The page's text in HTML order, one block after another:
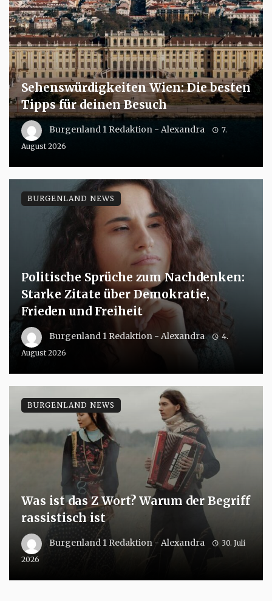
Sehenswürdigkeiten Wien: Die besten
Tipps für deinen Besuch
Burgenland 1 Redaktion - Alexandra
7.
August 2026
Politische Sprüche zum Nachdenken:
Starke Zitate über Demokratie,
Frieden und Freiheit
Burgenland 1 Redaktion - Alexandra
4.
August 2026
BURGENLAND NEWS
Was ist das Z Wort? Warum der Begriff
rassistisch ist
Burgenland 1 Redaktion - Alexandra
30. Juli
2026
BURGENLAND NEWS